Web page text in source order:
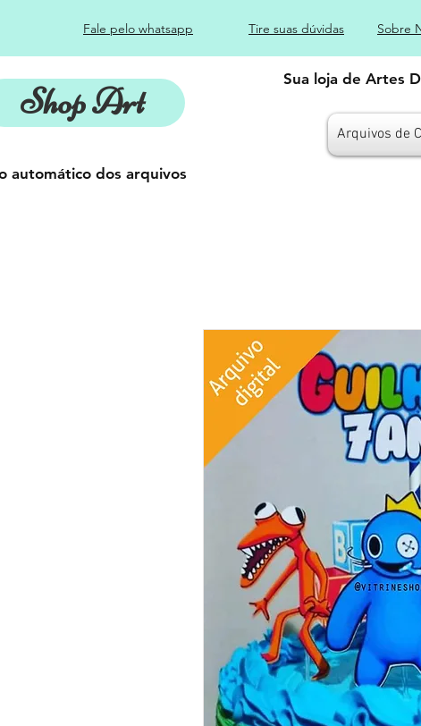
Fale pelo whatsapp Tire suas dúvidas Sobre
Shop Art
Sua loja de Artes
Arquivos de
automático dos arquivos